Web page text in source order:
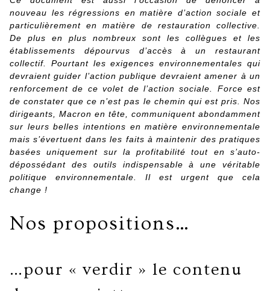
nouveau les régressions en matière d’action sociale et
particulièrement en matière de restauration collective.
De plus en plus nombreux sont les collègues et les
établissements dépourvus d’accès à un restaurant
collectif. Pourtant les exigences environnementales qui
devraient guider l’action publique devraient amener à un
renforcement de ce volet de l’action sociale. Force est
de constater que ce n’est pas le chemin qui est pris. Nos
dirigeants, Macron en tête, communiquent abondamment
sur leurs belles intentions en matière environnementale
mais s’évertuent dans les faits à maintenir des pratiques
basées uniquement sur la profitabilité tout en s’auto-
dépossédant des outils indispensable à une véritable
politique environnementale. Il est urgent que cela
change !
Nos propositions…
…pour « verdir » le contenu